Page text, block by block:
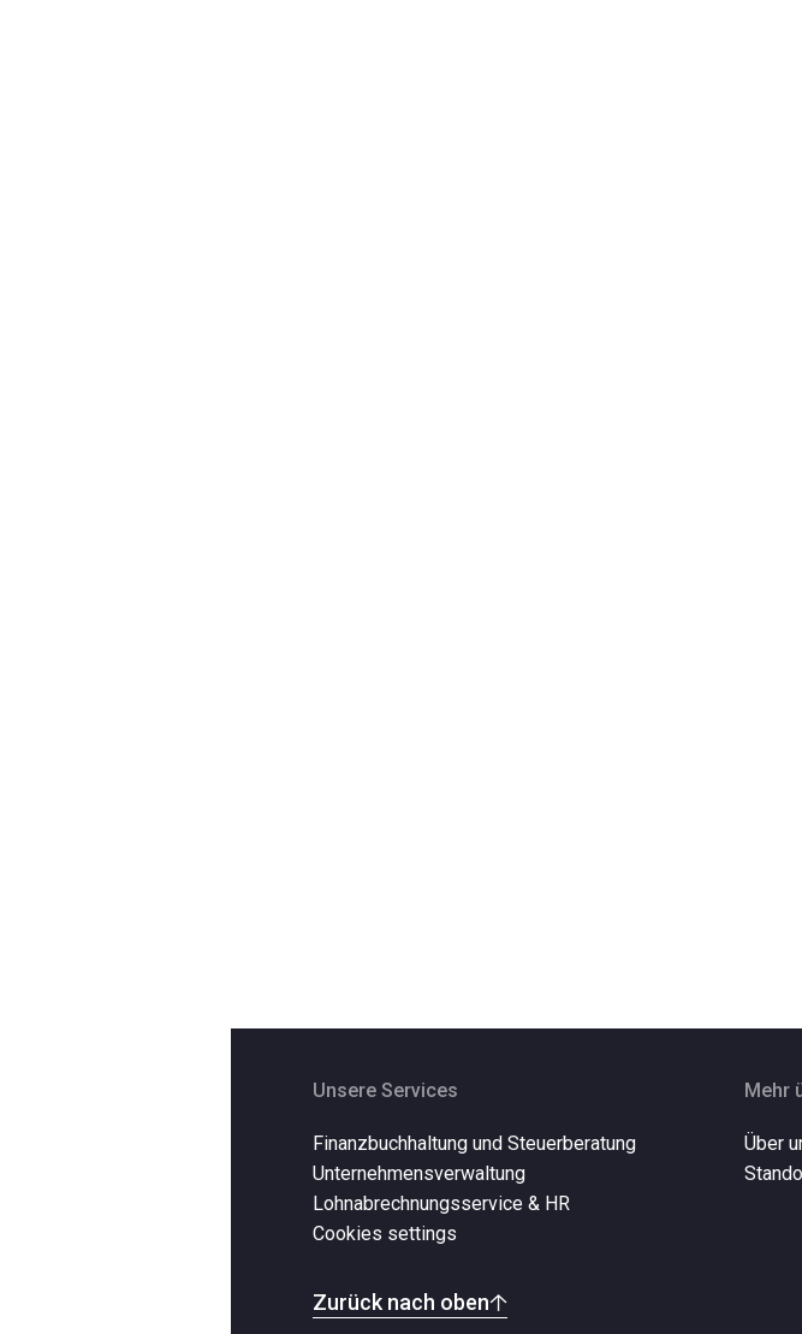
Unsere Services
Finanzbuchhaltung und Steuerberatung
Unternehmensverwaltung
Lohnabrechnungsservice & HR
Cookies settings
Zurück nach oben
Mehr
Über